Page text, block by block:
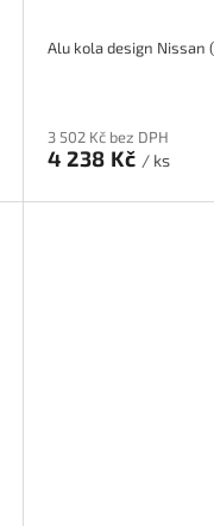
3 502 Kč bez DPH
4 238 Kč / ks